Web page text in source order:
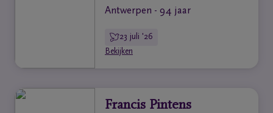
Antwerpen - 94 jaar
23 juli '26
Bekijken
Francis Pintens